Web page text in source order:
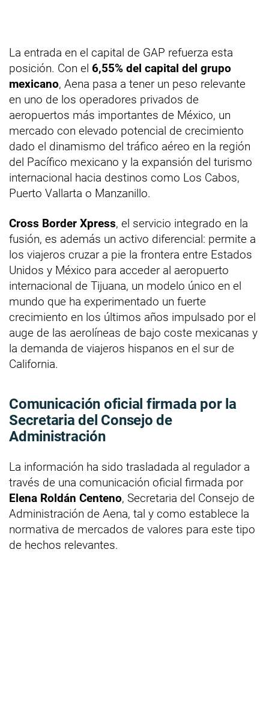
La entrada en el capital de GAP refuerza esta
posición. Con el 6,55% del capital del grupo
mexicano, Aena pasa a tener un peso relevante
en uno de los operadores privados de
aeropuertos más importantes de México, un
mercado con elevado potencial de crecimiento
dado el dinamismo del tráfico aéreo en la región
del Pacífico mexicano y la expansión del turismo
internacional hacia destinos como Los Cabos,
Puerto Vallarta o Manzanillo.
Cross Border Xpress, el servicio integrado en la
fusión, es además un activo diferencial: permite a
los viajeros cruzar a pie la frontera entre Estados
Unidos y México para acceder al aeropuerto
internacional de Tijuana, un modelo único en el
mundo que ha experimentado un fuerte
crecimiento en los últimos años impulsado por el
auge de las aerolíneas de bajo coste mexicanas y
la demanda de viajeros hispanos en el sur de
California.
Comunicación oficial firmada por la
Secretaria del Consejo de
Administración
La información ha sido trasladada al regulador a
través de una comunicación oficial firmada por
Elena Roldán Centeno, Secretaria del Consejo de
Administración de Aena, tal y como establece la
normativa de mercados de valores para este tipo
de hechos relevantes.